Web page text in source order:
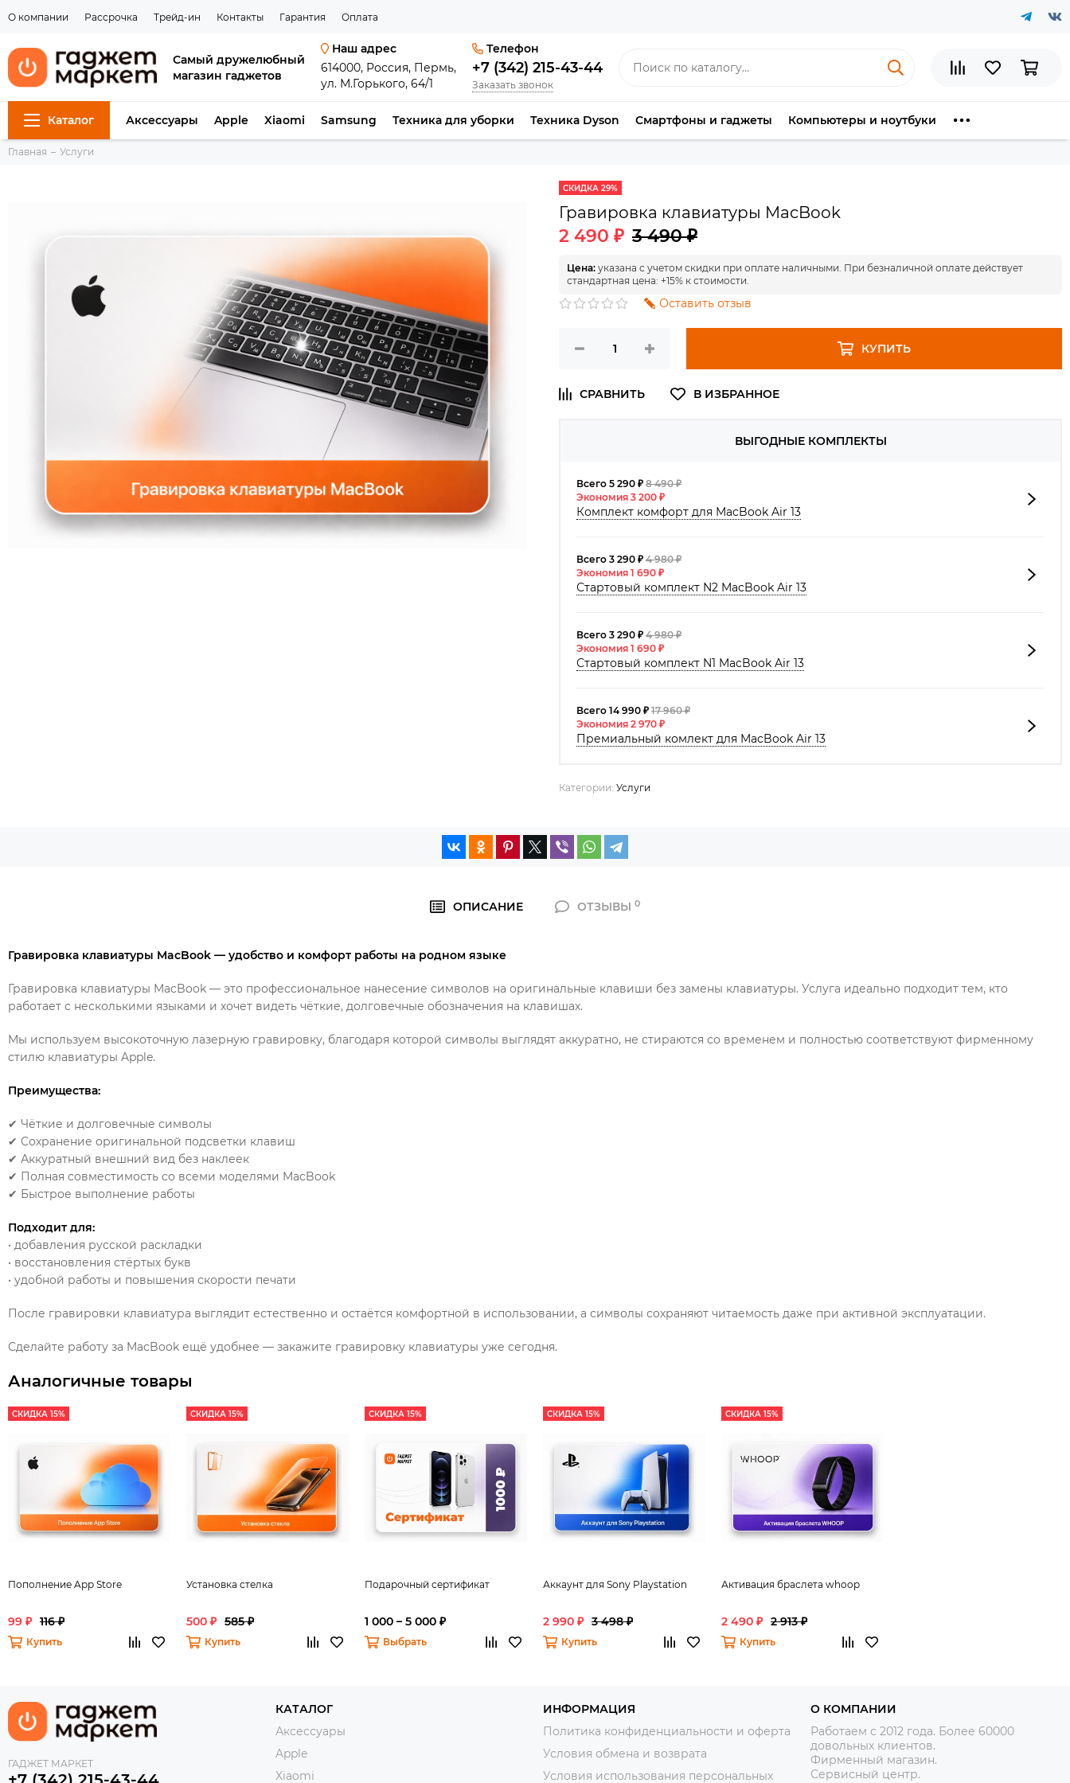
О компании Рассрочка Трейд-ин Контакты Гарантия Оплата
Самый дружелюбный
магазин гаджетов
Наш адрес
614000, Россия, Пермь,
ул. М.Горького, 64/1
Телефон
+7 (342) 215-43-44
Заказать звонок
Каталог Аксессуары Apple Xiaomi Samsung Техника для уборки Техника Dyson Смартфоны и гаджеты Компьютеры и ноутбуки
Главная Услуги
СКИДКА 29%
Гравировка клавиатуры MacBook
2 490 ₽ 3 490 ₽
Цена: указана с учетом скидки при оплате наличными. При безналичной оплате действует
стандартная цена: +15% к стоимости.
Оставить отзыв
КУПИТЬ
ВЫГОДНЫЕ КОМПЛЕКТЫ
Всего 5 290 ₽ 8 490 ₽
Экономия 3 200 ₽
Комплект комфорт для MacBook Air 13
Всего 3 290 ₽ 4 980 ₽
Экономия 1 690 ₽
Стартовый комплект N2 MacBook Air 13
Всего 3 290 ₽ 4 980 ₽
Экономия 1 690 ₽
Стартовый комплект N1 MacBook Air 13
Всего 14 990 ₽ 17 960 ₽
Экономия 2 970 ₽
Премиальный комлект для MacBook Air 13
Категории: Услуги
ОПИСАНИЕ ОТЗЫВЫ0
Гравировка клавиатуры MacBook — удобство и комфорт работы на родном языке
Гравировка клавиатуры MacBook — это профессиональное нанесение символов на оригинальные клавиши без замены клавиатуры. Услуга идеально подходит тем, кто
работает с несколькими языками и хочет видеть чёткие, долговечные обозначения на клавишах.
Мы используем высокоточную лазерную гравировку, благодаря которой символы выглядят аккуратно, не стираются со временем и полностью соответствуют фирменному
стилю клавиатуры Apple.
Преимущества:
✔ Чёткие и долговечные символы
✔ Сохранение оригинальной подсветки клавиш
✔ Аккуратный внешний вид без наклеек
✔ Полная совместимость со всеми моделями MacBook
✔ Быстрое выполнение работы
Подходит для:
• добавления русской раскладки
• восстановления стёртых букв
• удобной работы и повышения скорости печати
После гравировки клавиатура выглядит естественно и остаётся комфортной в использовании, а символы сохраняют читаемость даже при активной эксплуатации.
Сделайте работу за MacBook ещё удобнее — закажите гравировку клавиатуры уже сегодня.
Аналогичные товары
СКИДКА 15%
Пополнение App Store
99 ₽ 116 ₽
Купить
СКИДКА 15%
Установка стелка
500 ₽ 585 ₽
Купить
СКИДКА 15%
Подарочный сертификат
1 000 – 5 000 ₽
Выбрать
СКИДКА 15%
Аккаунт для Sony Playstation
2 990 ₽ 3 498 ₽
Купить
СКИДКА 15%
Активация браслета whoop
2 490 ₽ 2 913 ₽
Купить
ГАДЖЕТ МАРКЕТ
КАТАЛОГ
Аксессуары
Apple
Xiaomi
ИНФОРМАЦИЯ
Политика конфиденциальности и оферта
Условия обмена и возврата
Условия использования персональных
О КОМПАНИИ
Работаем с 2012 года. Более 60000
довольных клиентов.
Фирменный магазин.
Сервисный центр.